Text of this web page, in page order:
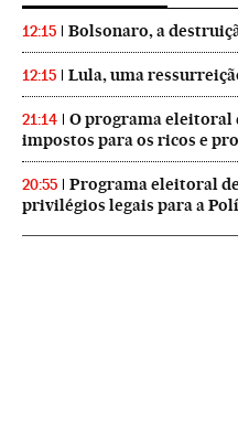
12:15 Bolsonaro, a
12:15 Lula, uma
21:14
O programa eleitoral
impostos para os ricos e
20:55
Programa eleitoral
privilégios legais para a